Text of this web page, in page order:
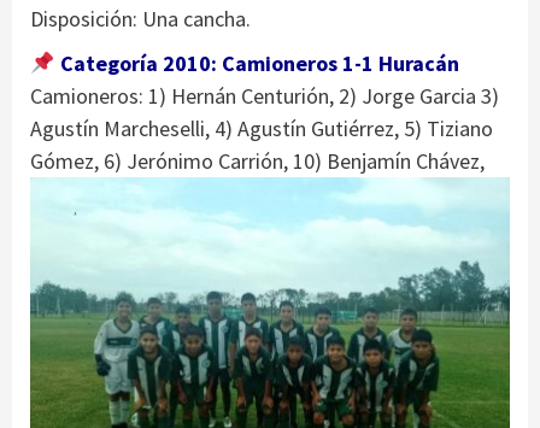
Disposición: Una cancha.
Categoría 2010: Camioneros 1-1 Huracán
Camioneros: 1) Hernán Centurión, 2) Jorge Garcia 3)
Agustín Marcheselli, 4) Agustín Gutiérrez, 5) Tiziano
Gómez, 6) Jerónimo Carrión, 10) Benjamín Chávez,